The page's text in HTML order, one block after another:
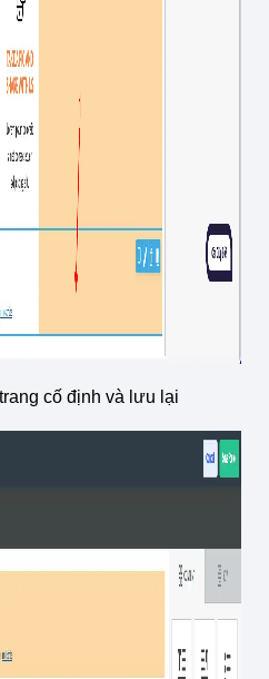
cố định và lưu lại